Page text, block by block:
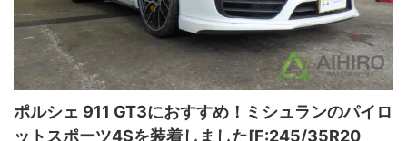
ポルシェ 911 GT3におすすめ！ミシュランのパイロ
ットスポーツ4Sを装着しました[F:245/35R20